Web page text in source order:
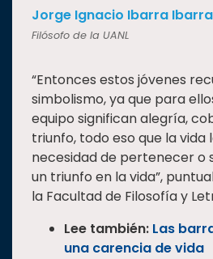
Jorge Ignacio Ibarra Ibarra
Filósofo de la UANL
“Entonces estos jóvenes
simbolismo, ya que para
equipo significan alegría,
triunfo, todo eso que la vida
necesidad de pertenecer o
un triunfo en la vida”,
la Facultad de Filosofía y
Lee también: Las
una carencia de vida